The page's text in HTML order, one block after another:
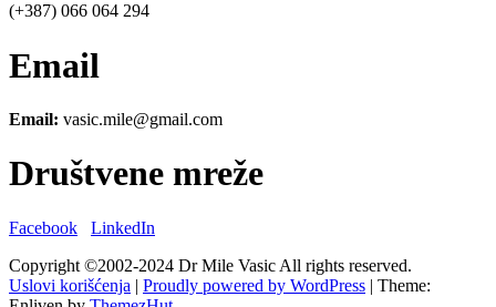
(+387) 066 064 294
Email
Email: vasic.mile@gmail.com
Društvene mreže
Facebook
LinkedIn
Copyright ©2002-2024 Dr Mile Vasic All rights reserved.
Uslovi korišćenja | Proudly powered by WordPress | Theme: